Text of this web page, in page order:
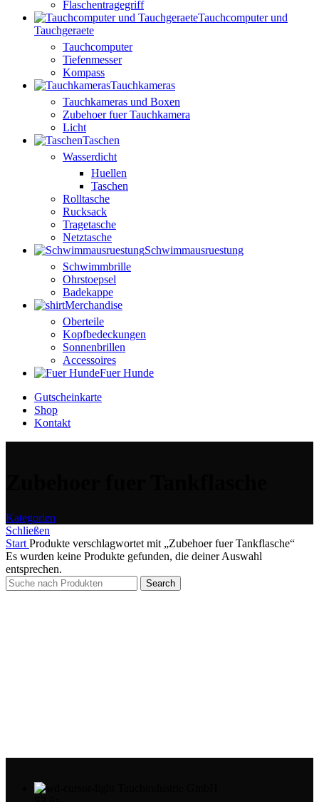
Flaschentragegriff
Tauchcomputer und
Tauchgeraete
Tauchcomputer
Tiefenmesser
Kompass
Tauchkameras
Tauchkameras und Boxen
Zubehoer fuer Tauchkamera
Licht
Taschen
Wasserdicht
Huellen
Taschen
Rolltasche
Rucksack
Tragetasche
Netztasche
Schwimmausruestung
Schwimmbrille
Ohrstoepsel
Badekappe
Merchandise
Oberteile
Kopfbedeckungen
Sonnenbrillen
Accessoires
Fuer Hunde
Gutscheinkarte
Shop
Kontakt
Kategorien
Schließen
Start Produkte verschlagwortet mit „Zubehoer fuer Tankflasche“
Es wurden keine Produkte gefunden, die deiner Auswahl
entsprechen.
Search